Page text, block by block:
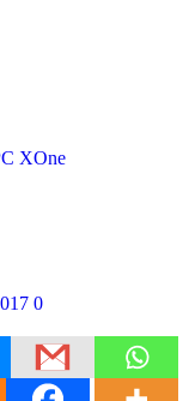
XOne
0